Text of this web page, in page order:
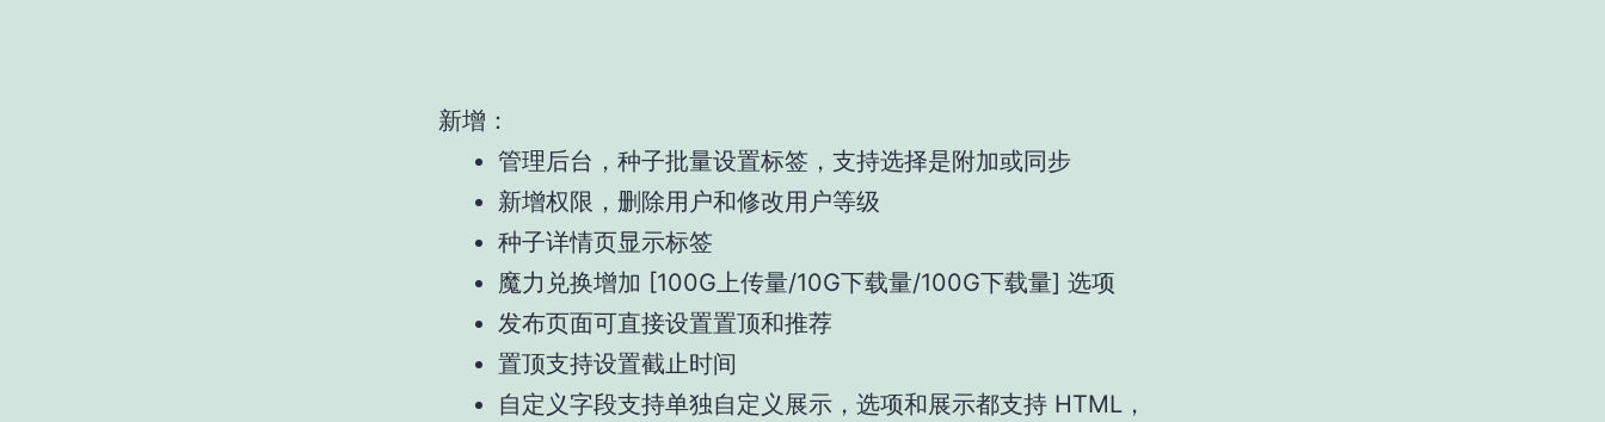
新增：
管理后台，种子批量设置标签，支持选择是附加或同步
新增权限，删除用户和修改用户等级
种子详情页显示标签
魔力兑换增加 [100G上传量/10G下载量/100G下载量] 选项
发布页面可直接设置置顶和推荐
置顶支持设置截止时间
自定义字段支持单独自定义展示，选项和展示都支持 HTML，